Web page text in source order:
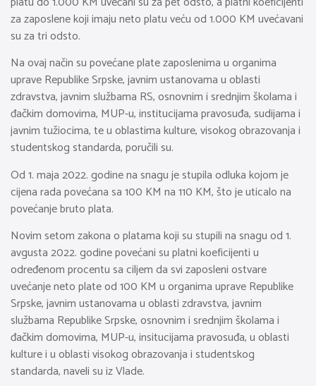
za zaposlene koji imaju neto platu veću od 1.000 KM uvećavani
su za tri odsto.
Na ovaj način su povećane plate zaposlenima u organima
uprave Republike Srpske, javnim ustanovama u oblasti
zdravstva, javnim službama RS, osnovnim i srednjim školama i
đačkim domovima, MUP-u, institucijama pravosuđa, sudijama i
javnim tužiocima, te u oblastima kulture, visokog obrazovanja i
studentskog standarda, poručili su.
Od 1. maja 2022. godine na snagu je stupila odluka kojom je
cijena rada povećana sa 100 KM na 110 KM, što je uticalo na
povećanje bruto plata.
Novim setom zakona o platama koji su stupili na snagu od 1.
avgusta 2022. godine povećani su platni koeficijenti u
određenom procentu sa ciljem da svi zaposleni ostvare
uvećanje neto plate od 100 KM u organima uprave Republike
Srpske, javnim ustanovama u oblasti zdravstva, javnim
službama Republike Srpske, osnovnim i srednjim školama i
đačkim domovima, MUP-u, insitucijama pravosuđa, u oblasti
kulture i u oblasti visokog obrazovanja i studentskog
standarda, naveli su iz Vlade.